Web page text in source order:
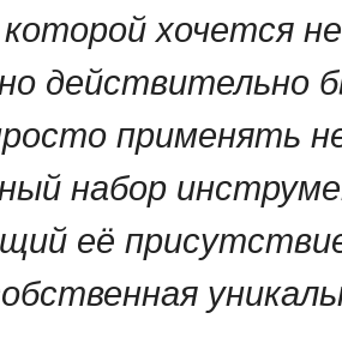
хочется
действительно
применять
набор
её